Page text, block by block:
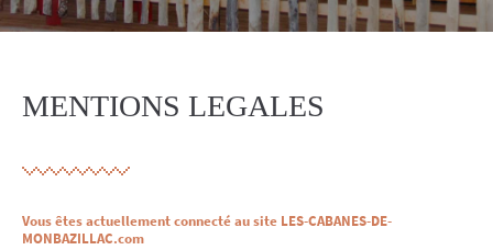
MENTIONS LEGALES
Vous êtes actuellement connecté au site LES-CABANES-DE-
MONBAZILLAC.com